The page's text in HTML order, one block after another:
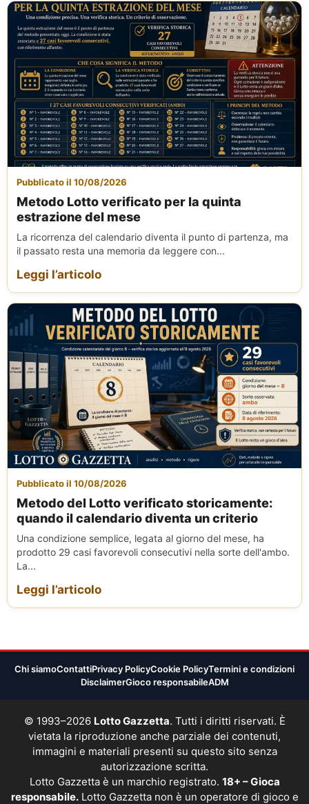
Pubblicato il 10/08/2026
Metodo Lotto verificato per la quinta
estrazione del mese
La ricorrenza del calendario diventa il punto di partenza, ma
il passato resta una memoria da leggere con...
Leggi l’articolo
Pubblicato il 10/08/2026
Metodo del Lotto verificato storicamente:
quando il calendario diventa un criterio
Una condizione semplice, legata al giorno del mese, ha
prodotto 29 casi favorevoli consecutivi nella sorte dell'ambo.
La...
Leggi l’articolo
Chi siamoContattiPrivacy PolicyCookie PolicyTermini e condizioni
DisclaimerGioco responsabileADM
© 1993–2026 Lotto Gazzetta. Tutti i diritti riservati. È
vietata la riproduzione anche parziale dei contenuti,
immagini e materiali presenti su questo sito senza
autorizzazione scritta.
Lotto Gazzetta è un marchio registrato. 18+ – Gioca
responsabile.Lotto Gazzetta non è un operatore di gioco e